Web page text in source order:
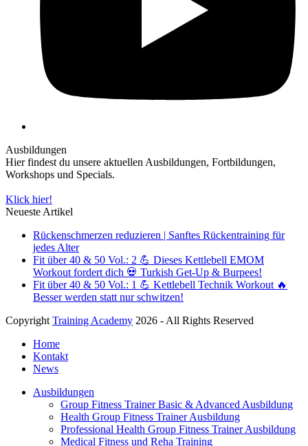
Ausbildungen
Hier findest du unsere aktuellen Ausbildungen, Fortbildungen,
Workshops und Specials.
Klick hier!
Neueste Artikel
Rückenschmerzen reduzieren | Sanftes Rückentraining für
jedes Alter
Fit über 40 & 50 Vol.: 2 💪 Dieses Kettlebell EMOM
Workout fordert dich 💀 Turkish Get-Up & Burpees!
Fit über 40 & 50 Vol.: 1 💪 Kettlebell Technik Workout 🔥
Besser werden statt nur schwitzen!
Copyright Training Academy 2026 - All Rights Reserved
Home
Kontakt
News
Ausbildungen
Group Fitness Trainer Basic & Advanced Ausbildung
Health Group Fitness Trainer Ausbildung
Professional Health Group Fitness Trainer Ausbildung
Medical Fitness und Reha Training